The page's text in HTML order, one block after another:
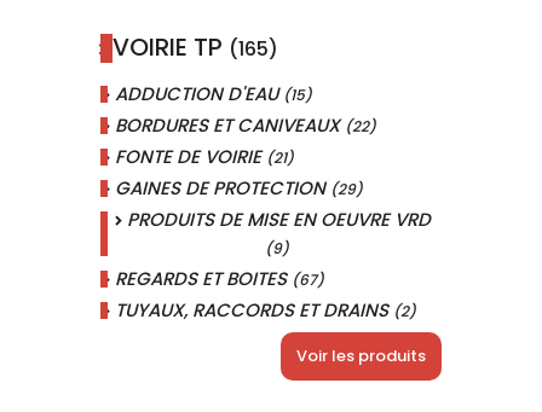
VOIRIE TP (165)
ADDUCTION D'EAU (15)
BORDURES ET CANIVEAUX (22)
FONTE DE VOIRIE (21)
GAINES DE PROTECTION (29)
PRODUITS DE MISE EN OEUVRE VRD
(9)
REGARDS ET BOITES (67)
TUYAUX, RACCORDS ET DRAINS (2)
Voir les produits